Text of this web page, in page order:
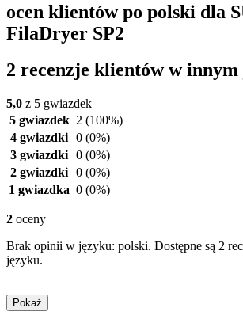
ocen klientów po polski dla
FilaDryer SP2
2 recenzje klientów w
5,0 z 5 gwiazdek
5 gwiazdek 2 (100%)
4 gwiazdki 0 (0%)
3 gwiazdki 0 (0%)
2 gwiazdki 0 (0%)
1 gwiazdka 0 (0%)
2 oceny
Brak opinii w języku: polski. Dostępne są 2
języku.
Pokaż